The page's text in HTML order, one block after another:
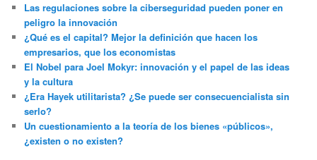
Las regulaciones sobre la ciberseguridad pueden poner en
peligro la innovación
¿Qué es el capital? Mejor la definición que hacen los
empresarios, que los economistas
El Nobel para Joel Mokyr: innovación y el papel de las ideas
y la cultura
¿Era Hayek utilitarista? ¿Se puede ser consecuencialista sin
serlo?
Un cuestionamiento a la teoría de los bienes «públicos»,
¿existen o no existen?